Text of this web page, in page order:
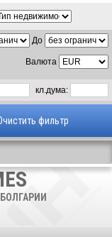
До
Валюта
кл.дума: